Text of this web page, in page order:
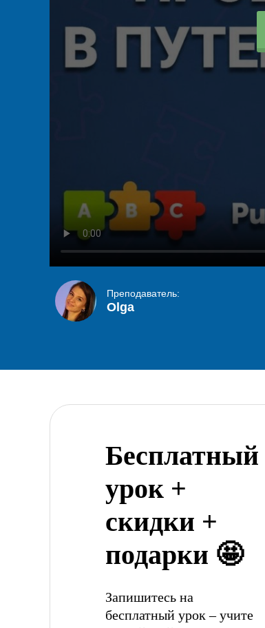
Преподаватель:
Olga
Бесплатный
урок +
скидки +
подарки 🤩
Запишитесь на
бесплатный урок – учите